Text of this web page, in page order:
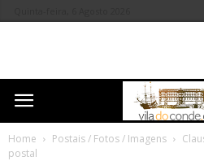
Home Postais / Fotos / Imagens
postal